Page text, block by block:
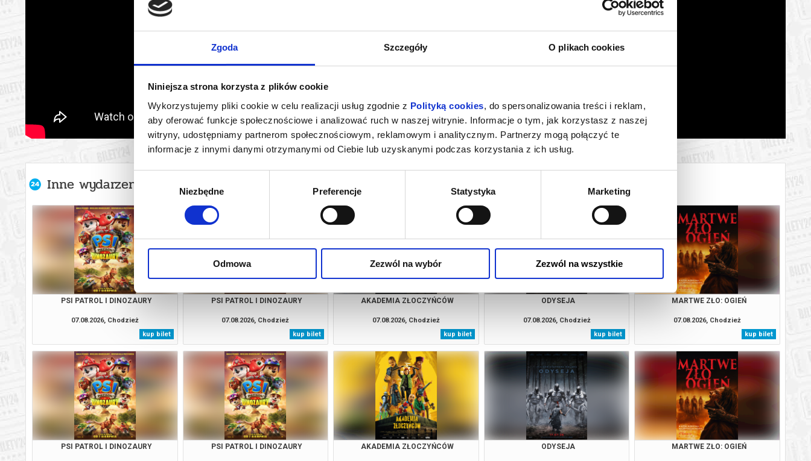
Zgoda Szczegóły O plikach cookies
Niniejsza strona korzysta z plików cookie
Wykorzystujemy pliki cookie w celu realizacji usług zgodnie z Polityką cookies, do spersonalizowania treści i reklam,
aby oferować funkcje społecznościowe i analizować ruch w naszej witrynie. Informacje o tym, jak korzystasz z naszej
witryny, udostępniamy partnerom społecznościowym, reklamowym i analitycznym. Partnerzy mogą połączyć te
informacje z innymi danymi otrzymanymi od Ciebie lub uzyskanymi podczas korzystania z ich usług.
Niezbędne Preferencje Statystyka Marketing
Odmowa Zezwól na wybór Zezwól na wszystkie
Inne wydarzenia organizatora
PSI PATROL I DINOZAURY
07.08.2026, Chodzież
kup bilet
PSI PATROL I DINOZAURY
07.08.2026, Chodzież
kup bilet
AKADEMIA ZŁOCZYŃCÓW
07.08.2026, Chodzież
kup bilet
ODYSEJA
07.08.2026, Chodzież
kup bilet
MARTWE ZŁO: OGIEŃ
07.08.2026, Chodzież
kup bilet
PSI PATROL I DINOZAURY PSI PATROL I DINOZAURY AKADEMIA ZŁOCZYŃCÓW ODYSEJA MARTWE ZŁO: OGIEŃ